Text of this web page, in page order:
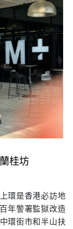
桂坊
環是⾹港必訪地
年警署監獄改造
環街市和半⼭扶